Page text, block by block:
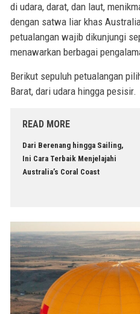
di udara, darat, dan laut,
dengan satwa liar khas
petualangan wajib dikunjungi
menawarkan berbagai
Berikut sepuluh petualangan
Barat, dari udara hingga pesisir.
READ MORE
Dari Berenang hingga Sailing,
Ini Cara Terbaik Menjelajahi
Australia’s Coral Coast